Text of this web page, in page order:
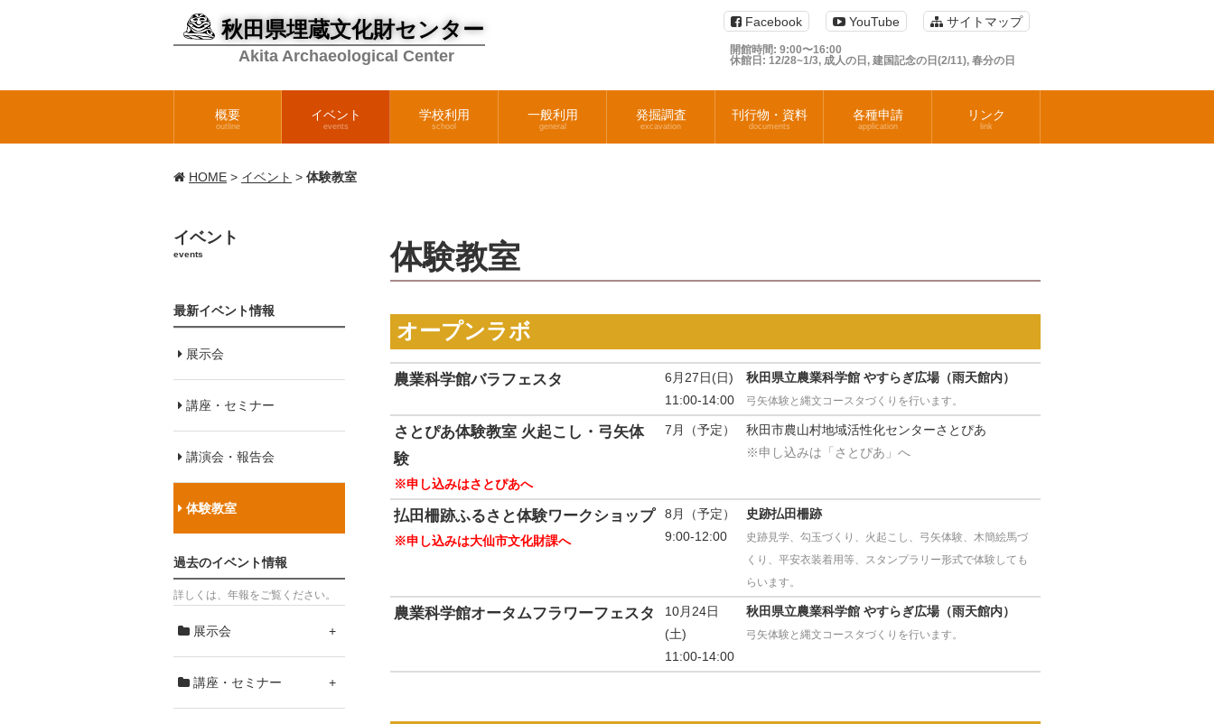
Akita Archaeological Center
秋田県埋蔵文化財センター Facebook YouTube サイトマップ
開館時間: 9:00〜16:00
休館日: 12/28~1/3, 成人の日, 建国記念の日(2/11), 春分の日
概要
outline
イベント
events
学校利用
school
一般利用
general
発掘調査
excavation
刊行物・資料
documents
各種申請
application
リンク
link
HOME > イベント > 体験教室
体験教室
オープンラボ
農業科学館バラフェスタ
6月27日(日)
11:00-14:00
秋田県立農業科学館 やすらぎ広場（雨天館内）
弓矢体験と縄文コースタづくりを行います。
さとぴあ体験教室 火起こし・弓矢体
験
※申し込みはさとぴあへ
7月（予定）
秋田市農山村地域活性化センターさとぴあ
※申し込みは「さとぴあ」へ
払田柵跡ふるさと体験ワークショップ
※申し込みは大仙市文化財課へ
8月（予定）
9:00-12:00
史跡払田柵跡
史跡見学、勾玉づくり、火起こし、弓矢体験、木簡絵馬づ
くり、平安衣装着用等、スタンプラリー形式で体験しても
らいます。
農業科学館オータムフラワーフェスタ
10月24日
(土)
11:00-14:00
秋田県立農業科学館 やすらぎ広場（雨天館内）
弓矢体験と縄文コースタづくりを行います。
イベント
events
最新イベント情報
展示会
講座・セミナー
講演会・報告会
体験教室
過去のイベント情報
詳しくは、年報をご覧ください。
+
展示会
+
講座・セミナー